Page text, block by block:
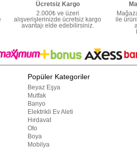
Ücretsiz Kargo
2.000₺ ve üzeri
alışverişlerinizde ücretsiz kargo
avantajı elde edebilirsiniz.
ile
Popüler Kategoriler
Beyaz Eşya
Mutfak
Banyo
Elektrikli Ev Aleti
Hırdavat
Oto
Boya
Mobilya